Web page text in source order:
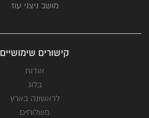
מושב ניצני עוז
קישורים שימושיים
אודות
בלוג
לראשונה בארץ
משלוחים